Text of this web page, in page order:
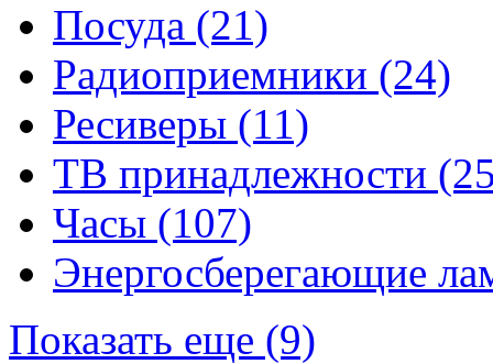
Посуда (21)
Радиоприемники (24)
Ресиверы (11)
ТВ принадлежности
Часы (107)
Энергосберегающие
Показать еще (9)